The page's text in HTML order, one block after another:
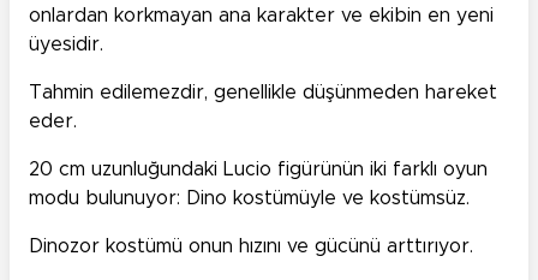
onlardan korkmayan ana karakter ve ekibin en yeni
üyesidir.
Tahmin edilemezdir, genellikle düşünmeden hareket
eder.
20 cm uzunluğundaki Lucio figürünün iki farklı oyun
modu bulunuyor: Dino kostümüyle ve kostümsüz.
Dinozor kostümü onun hızını ve gücünü arttırıyor.